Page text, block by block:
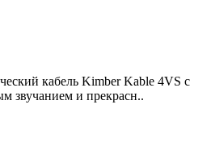
кабель Kimber Kable 4VS с
звучанием и прекрасн..